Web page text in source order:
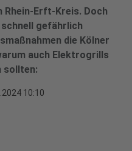
Erft-Kreis. Doch
schnell gefährlich
die Kölner
auch Elektrogrills
sollten:
10:10